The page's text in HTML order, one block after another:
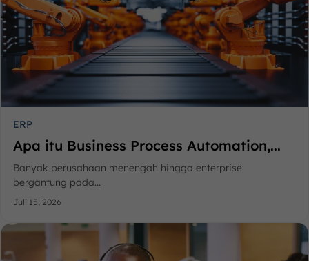
ERP
Apa itu Business Process Automation,...
Banyak perusahaan menengah hingga enterprise
bergantung pada...
Juli 15, 2026